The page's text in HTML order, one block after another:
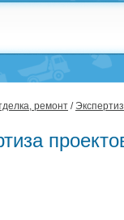
ремонт /